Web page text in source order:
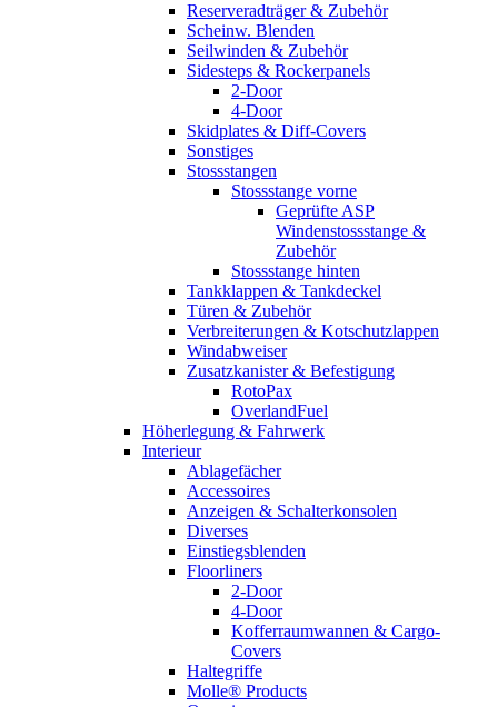
Reserveradträger & Zubehör
Scheinw. Blenden
Seilwinden & Zubehör
Sidesteps & Rockerpanels
2-Door
4-Door
Skidplates & Diff-Covers
Sonstiges
Stossstangen
Stossstange vorne
Geprüfte ASP
Windenstossstange &
Zubehör
Stossstange hinten
Tankklappen & Tankdeckel
Türen & Zubehör
Verbreiterungen & Kotschutzlappen
Windabweiser
Zusatzkanister & Befestigung
RotoPax
OverlandFuel
Höherlegung & Fahrwerk
Interieur
Ablagefächer
Accessoires
Anzeigen & Schalterkonsolen
Diverses
Einstiegsblenden
Floorliners
2-Door
4-Door
Kofferraumwannen & Cargo-
Covers
Haltegriffe
Molle® Products